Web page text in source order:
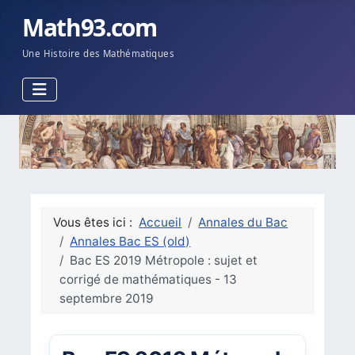
Math93.com
Une Histoire des Mathématiques
Vous êtes ici : Accueil
Annales du Bac
Annales Bac ES (old)
Bac ES 2019 Métropole : sujet et
corrigé de mathématiques - 13
septembre 2019